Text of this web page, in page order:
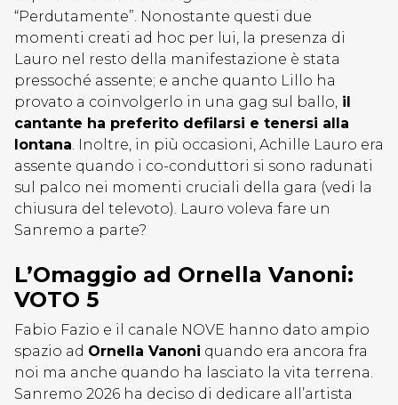
“Perdutamente”. Nonostante questi due
momenti creati ad hoc per lui, la presenza di
Lauro nel resto della manifestazione è stata
pressoché assente; e anche quanto Lillo ha
provato a coinvolgerlo in una gag sul ballo, il
cantante ha preferito defilarsi e tenersi alla
lontana. Inoltre, in più occasioni, Achille Lauro era
assente quando i co-conduttori si sono radunati
sul palco nei momenti cruciali della gara (vedi la
chiusura del televoto). Lauro voleva fare un
Sanremo a parte?
L’Omaggio ad Ornella Vanoni:
VOTO 5
Fabio Fazio e il canale NOVE hanno dato ampio
spazio ad Ornella Vanoni quando era ancora fra
noi ma anche quando ha lasciato la vita terrena.
Sanremo 2026 ha deciso di dedicare all’artista